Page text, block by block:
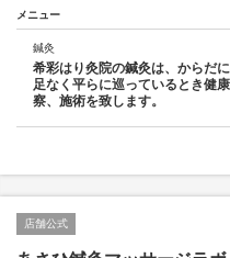
メニュー
鍼灸
希彩はり灸院の鍼灸は、からだ
足なく平らに巡っているとき健
察、施術を致します。
店舗公式